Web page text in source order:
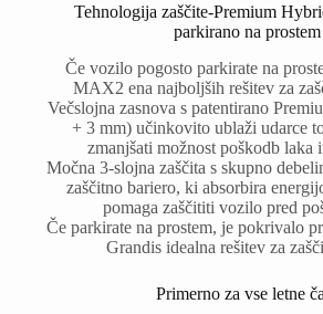
Tehnologija zaščite-Premium
parkirano na prostem
Če vozilo pogosto parkirate na
MAX2 ena najboljših rešitev za
Večslojna zasnova s patentirano
+ 3 mm) učinkovito ublaži udarce
zmanjšati možnost poškodb laka
Močna 3-slojna zaščita s skupno
zaščitno bariero, ki absorbira
pomaga zaščititi vozilo pred
Če parkirate na prostem, je pokrivalo
Grandis idealna rešitev za
Primerno za vse letne